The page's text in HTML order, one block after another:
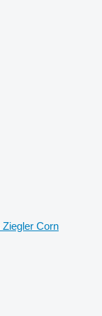
Corn